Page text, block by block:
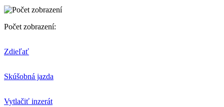
Počet zobrazení:
Zdieľať
Skúšobná jazda
Vytlačiť inzerát